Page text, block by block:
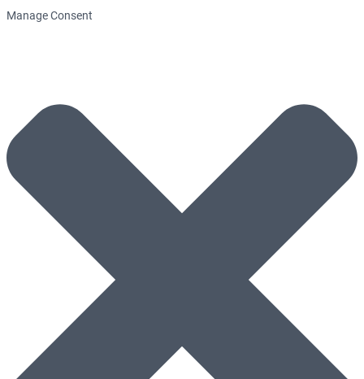
Manage Consent